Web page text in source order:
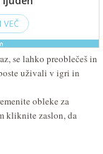
se lahko preoblečeš in
uživali v igri in
obleke za
kliknite zaslon, da